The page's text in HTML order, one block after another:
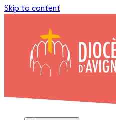
Skip to content